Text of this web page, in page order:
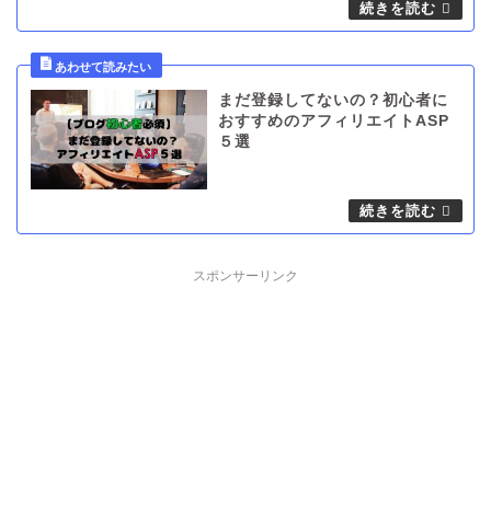
まだ登録してないの？初心者に
おすすめのアフィリエイトASP
５選
スポンサーリンク